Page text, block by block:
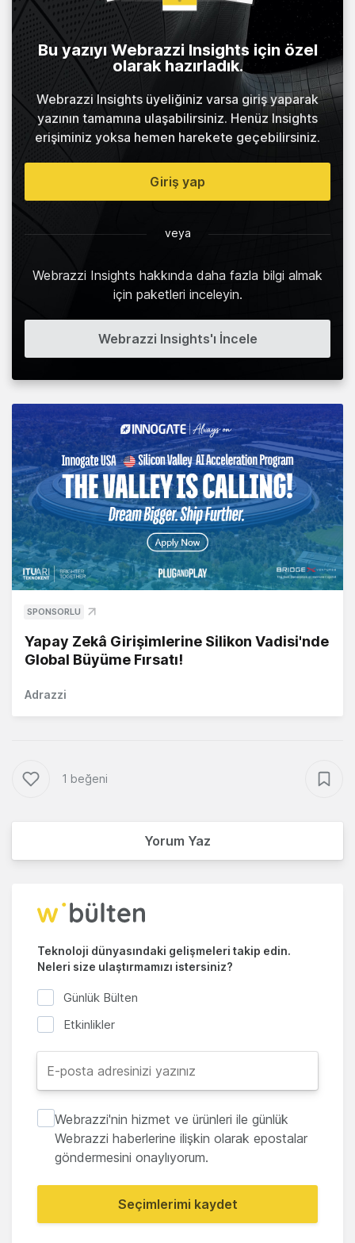
Bu yazıyı Webrazzi Insights için özel
olarak hazırladık.
Webrazzi Insights üyeliğiniz varsa giriş yaparak
yazının tamamına ulaşabilirsiniz. Henüz Insights
erişiminiz yoksa hemen harekete geçebilirsiniz.
Giriş yap
veya
Webrazzi Insights hakkında daha fazla bilgi almak
için paketleri inceleyin.
Webrazzi Insights'ı İncele
SPONSORLU
Yapay Zekâ Girişimlerine Silikon Vadisi'nde
Global Büyüme Fırsatı!
Adrazzi
1 beğeni
Yorum Yaz
Teknoloji dünyasındaki gelişmeleri takip edin.
Neleri size ulaştırmamızı istersiniz?
Günlük Bülten
Etkinlikler
Webrazzi'nin hizmet ve ürünleri ile günlük
Webrazzi haberlerine ilişkin olarak epostalar
göndermesini onaylıyorum.
Seçimlerimi kaydet